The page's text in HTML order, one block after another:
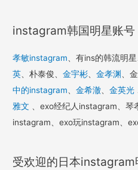
instagram韩国明星账号
孝敏instagram 、有ins的韩流明
英 、朴泰俊、金宇彬 、金孝渊 、
中的instagram 、金希澈 、金英光
雅文 、exo经纪人instagram、
instagram、exo玩instagram、
受欢迎的日本instagram